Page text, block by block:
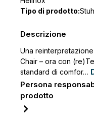
Tipo di prodotto:
Descrizione
Una
Chair – ora con
standard di comfor…
Persona
prodotto